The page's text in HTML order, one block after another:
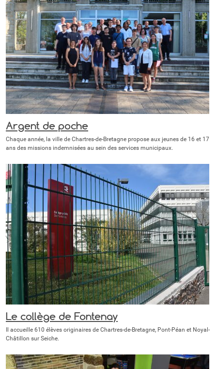
Argent de poche
Chaque année, la ville de Chartres-de-Bretagne propose aux jeunes de 16 et 17
ans des missions indemnisées au sein des services municipaux.
Le collège de Fontenay
Il accueille 610 élèves originaires de Chartres-de-Bretagne, Pont-Péan et Noyal-
Châtillon sur Seiche.